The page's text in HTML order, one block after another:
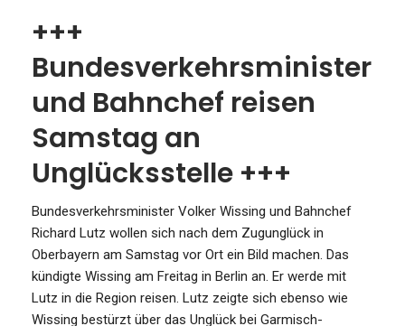
+++
Bundesverkehrsminister
und Bahnchef reisen
Samstag an
Unglücksstelle +++
Bundesverkehrsminister Volker Wissing und Bahnchef
Richard Lutz wollen sich nach dem Zugunglück in
Oberbayern am Samstag vor Ort ein Bild machen. Das
kündigte Wissing am Freitag in Berlin an. Er werde mit
Lutz in die Region reisen. Lutz zeigte sich ebenso wie
Wissing bestürzt über das Unglück bei Garmisch-